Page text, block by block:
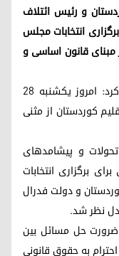
کوردستان و رئیس‌ ائتلاف
انتخابات مجلس
مبنای قانون اساسی و
دولت اقلیم کوردستان در بیانیه‌ای اعلام کرد: امروز یکشنبه ۲۸
اقلیم کوردستان از مثنی
تحولات و پیشامدهای
برگزاری انتخابات
و دولت فدرال
نظر شد.
حل مسائل بین
به حقوق قانونی